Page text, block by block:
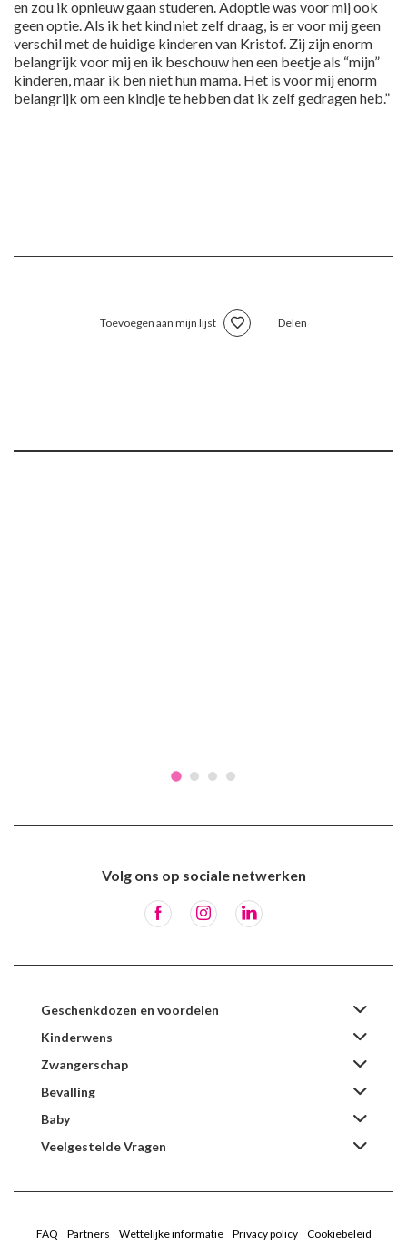
en zou ik opnieuw gaan studeren. Adoptie was voor mij ook
geen optie. Als ik het kind niet zelf draag, is er voor mij geen
verschil met de huidige kinderen van Kristof. Zij zijn enorm
belangrijk voor mij en ik beschouw hen een beetje als “mijn”
kinderen, maar ik ben niet hun mama. Het is voor mij enorm
belangrijk om een kindje te hebben dat ik zelf gedragen heb.”
Toevoegen aan mijn lijst Delen
Volg ons op sociale netwerken
Geschenkdozen en voordelen
Kinderwens
Zwangerschap
Bevalling
Baby
Veelgestelde Vragen
FAQ Partners Wettelijke informatie Privacy policy Cookiebeleid